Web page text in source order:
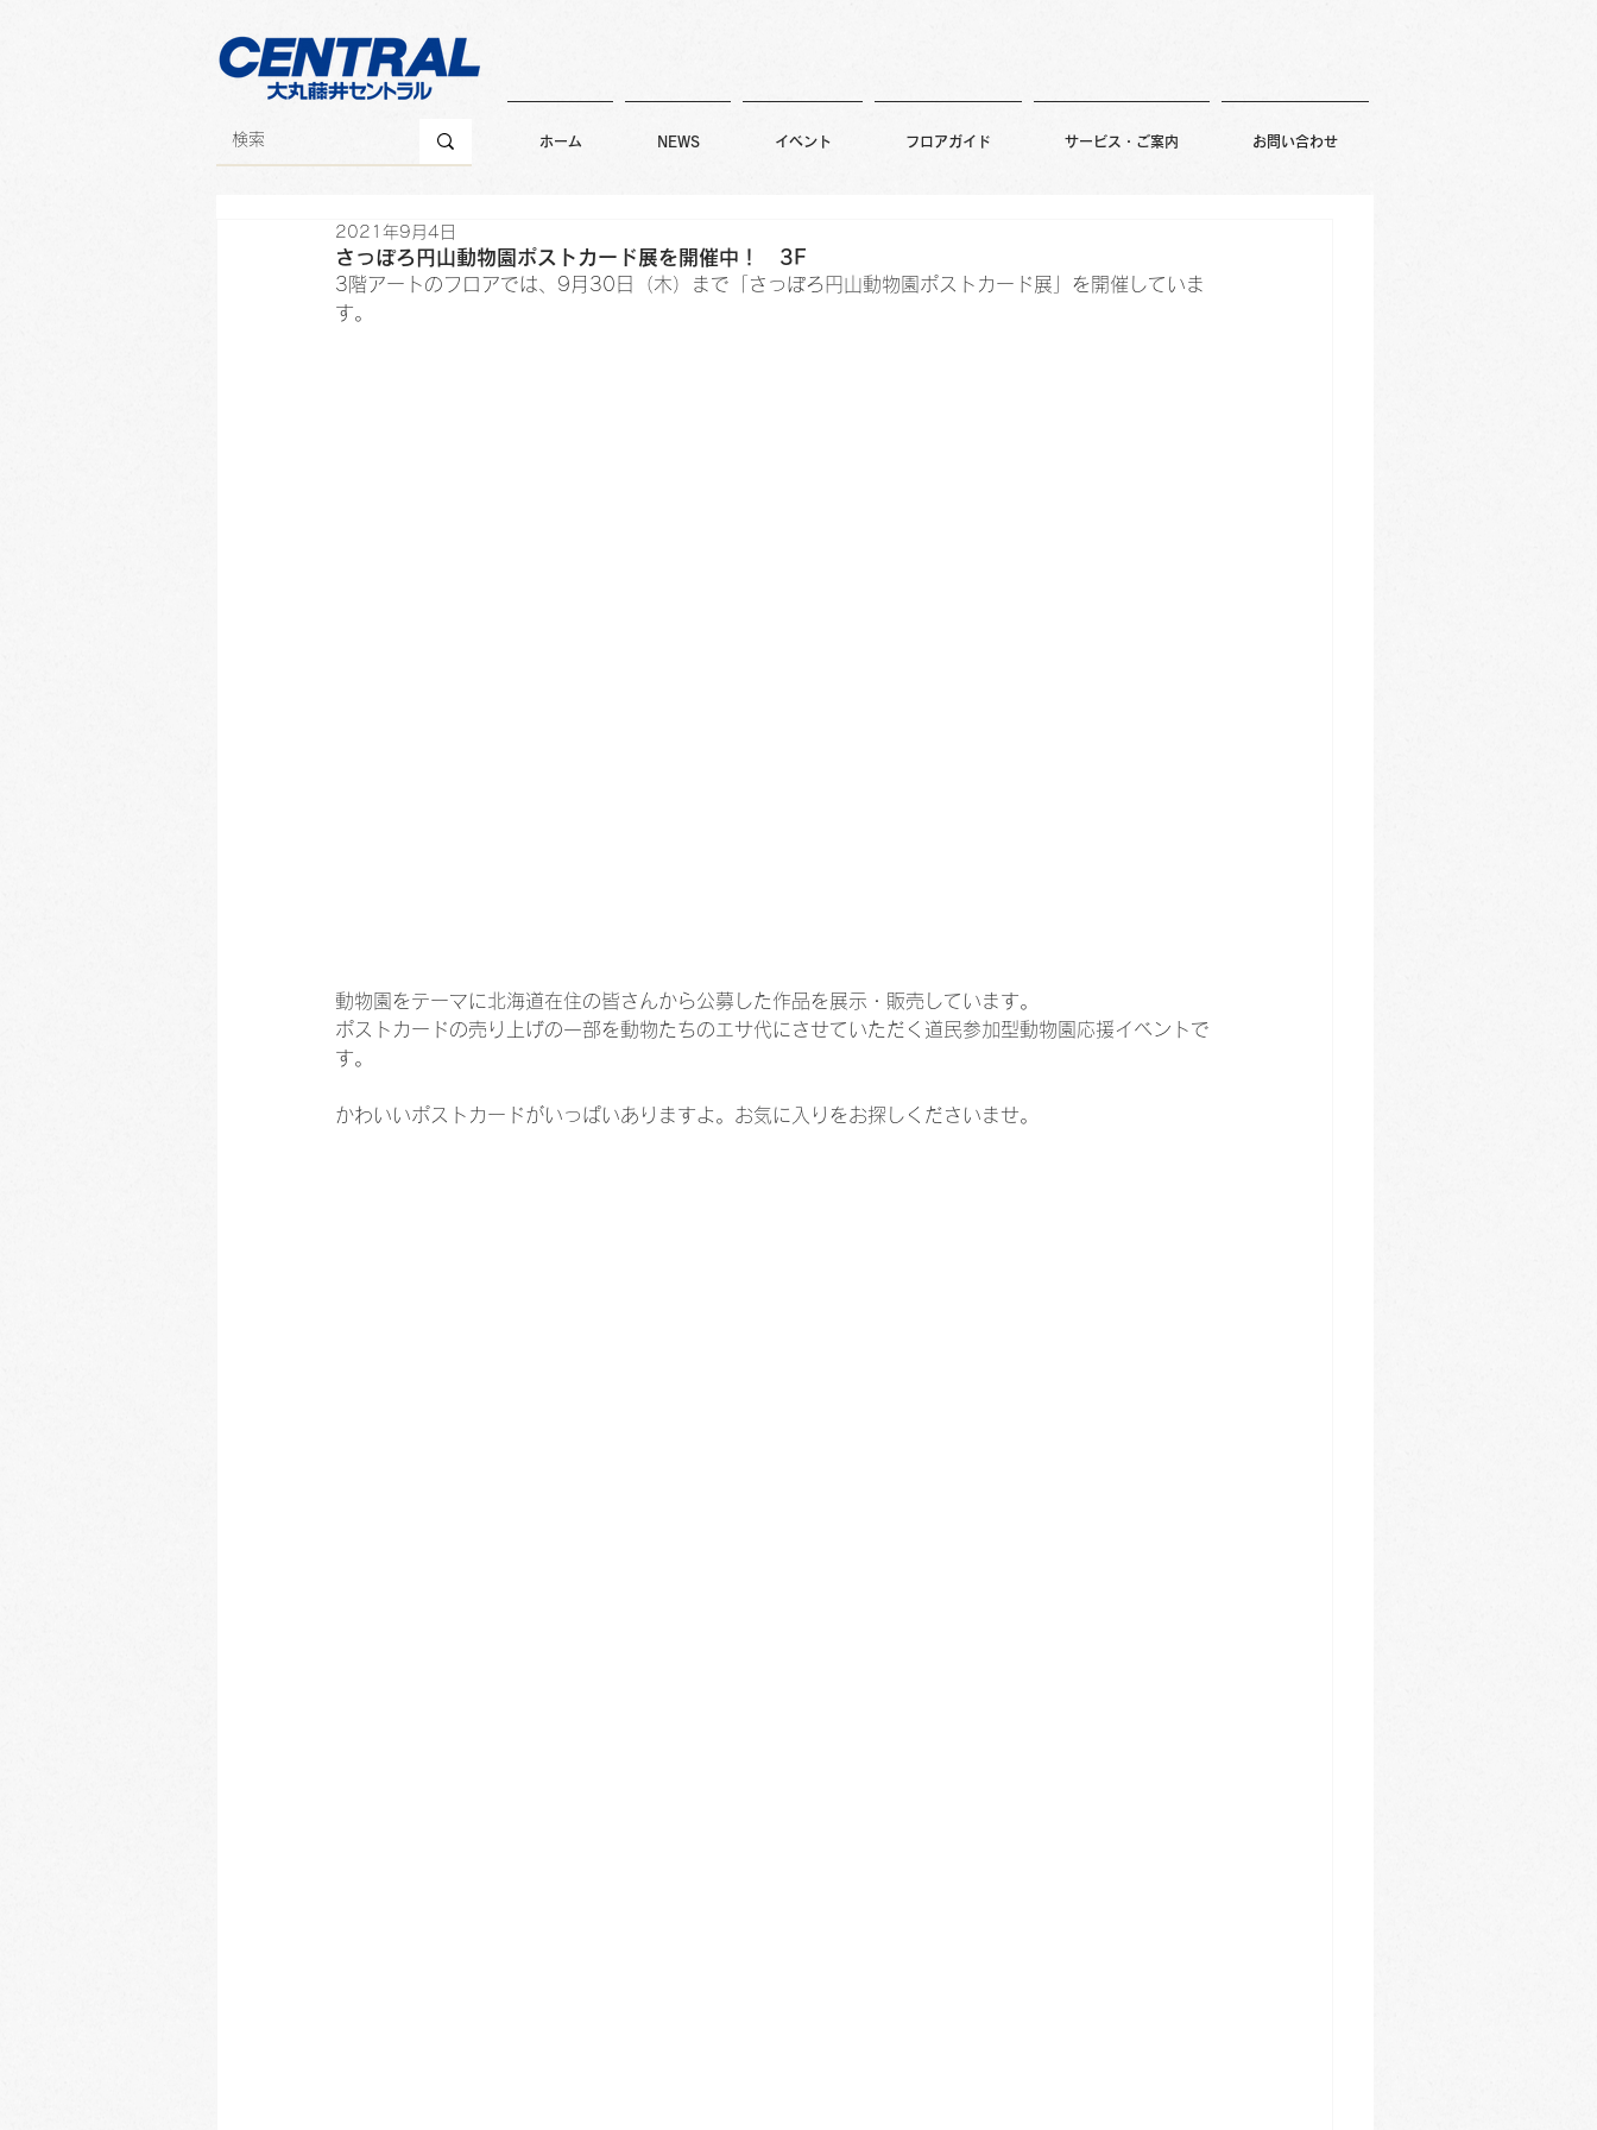
ホーム NEWS イベント フロアガイド サービス・ご案内 お問い合わせ
さっぽろ円山動物園ポストカード展を開催中！ 3F
2021年9月4日
3階アートのフロアでは、9月30日（木）まで「さっぽろ円山動物園ポストカード展」を開催していま
す。
動物園をテーマに北海道在住の皆さんから公募した作品を展示・販売しています。
ポストカードの売り上げの一部を動物たちのエサ代にさせていただく道民参加型動物園応援イベントで
す。
かわいいポストカードがいっぱいありますよ。お気に入りをお探しくださいませ。